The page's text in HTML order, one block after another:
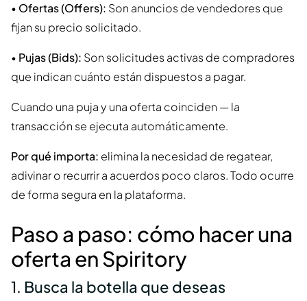
• Ofertas (Offers): Son anuncios de vendedores que
fijan su precio solicitado.
• Pujas (Bids): Son solicitudes activas de compradores
que indican cuánto están dispuestos a pagar.
Cuando una puja y una oferta coinciden — la
transacción se ejecuta automáticamente.
Por qué importa: elimina la necesidad de regatear,
adivinar o recurrir a acuerdos poco claros. Todo ocurre
de forma segura en la plataforma.
Paso a paso: cómo hacer una
oferta en Spiritory
1. Busca la botella que deseas